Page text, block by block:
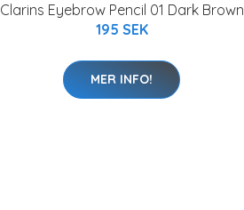
Clarins Eyebrow Pencil 01 Dark Brown
195 SEK
MER INFO!